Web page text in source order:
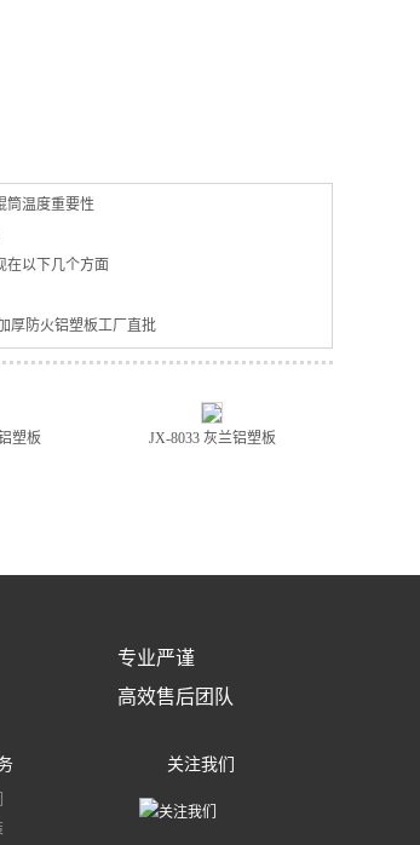
筒温度重要性
在以下几个方面
厚防火铝塑板工厂直批
塑板 JX-8033 灰兰铝塑板
专业严谨
高效售后团队
关注我们